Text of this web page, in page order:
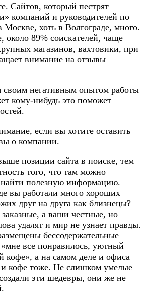
Сайтов, который пестрят
компаний и руководителей по
Москве, хоть в Волгограде, много.
около 89% соискателей, чаще
магазинов, вахтовики, при
внимание на отзывы
своим негативным опытом работы
кому-нибудь это поможет
если вы хотите оставить
о компании.
позиции сайта в поиске, тем
того, что там можно
полезную информацию.
вы работали много хороших
друг на друга как близнецы?
а ваши честные, но
удалят и мир не узнает правды.
бессодержательные
все понравилось, уютный
кофе», а на самом деле и офиса
и кофе тоже. Не слишком умелые
эти шедевры, они же не